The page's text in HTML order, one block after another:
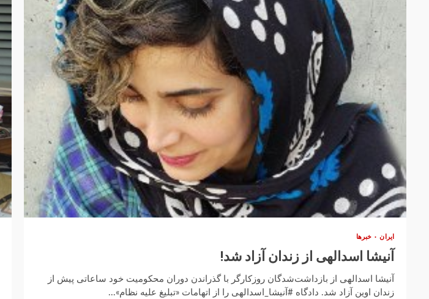
ایران خبرها
آنیشا اسدالهی از زندان آزاد شد!
آنیشا اسدالهی از بازداشت‌شدگان روزکارگر با گذراندن دوران محکومیت خود ساعاتی پیش از
زندان اوین آزاد شد. دادگاه #آنیشا_اسدالهی را از اتهامات «تبلیغ علیه نظام»...